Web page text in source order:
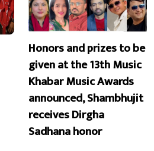
Honors and prizes to be
given at the 13th Music
Khabar Music Awards
announced, Shambhujit
receives Dirgha
Sadhana honor